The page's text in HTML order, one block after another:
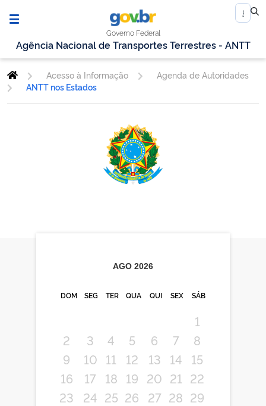
Governo Federal
Agência Nacional de Transportes Terrestres - ANTT
Acesso à Informação
Agenda de Autoridades
ANTT nos Estados
AGO 2026
DOM SEG TER QUA QUI SEX SÁB
1
2
3 4 5 6 7
8
9
10 11 12 13 14
15
16
17 18 19 20 21
22
23
24 25 26 27 28 29